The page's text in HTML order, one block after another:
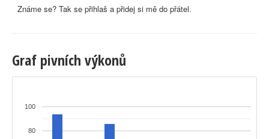
Známe se? Tak se přihlaš a přidej si mě do přátel.
Graf pivních výkonů
80
100